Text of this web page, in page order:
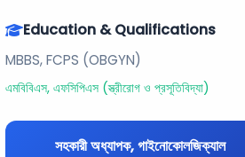
Education & Qualifications
MBBS, FCPS (OBGYN)
এমবিবিএস, এফসিপিএস (স্ত্রীরোগ ও প্রসূতিবিদ্যা)
সহকারী অধ্যাপক, গাইনোকোলজিক্যাল